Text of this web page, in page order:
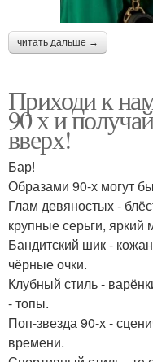
читать дальше →
Приходи к
90 х и
вверх!
Бар!
Образами 90-х могут
Глам девяностых -
крупные серьги, яркий
Бандитский шик -
чёрные очки.
Клубный стиль -
- топы.
Поп-звезда 90-х -
времени.